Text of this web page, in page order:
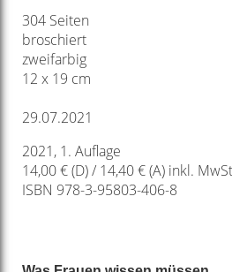
304 Seiten
broschiert
zweifarbig
12 x 19 cm
29.07.2021
2021, 1. Auflage
14,00 € (D) / 14,40 € (A) inkl.
ISBN 978-3-95803-406-8